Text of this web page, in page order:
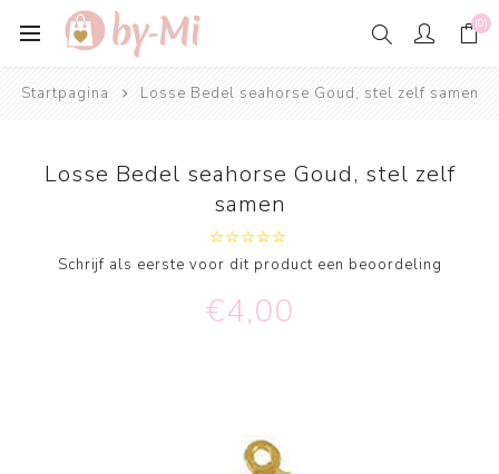
(0)
Startpagina Losse Bedel seahorse Goud, stel zelf samen
Losse Bedel seahorse Goud, stel zelf
samen
Schrijf als eerste voor dit product een beoordeling
€4,00